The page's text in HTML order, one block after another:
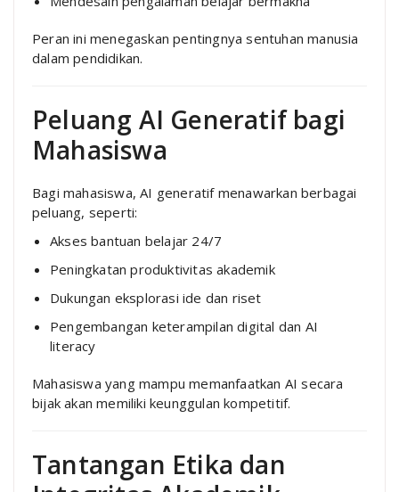
Peran ini menegaskan pentingnya sentuhan manusia
dalam pendidikan.
Peluang AI Generatif bagi
Mahasiswa
Bagi mahasiswa, AI generatif menawarkan berbagai
peluang, seperti:
Akses bantuan belajar 24/7
Peningkatan produktivitas akademik
Dukungan eksplorasi ide dan riset
Pengembangan keterampilan digital dan AI
literacy
Mahasiswa yang mampu memanfaatkan AI secara
bijak akan memiliki keunggulan kompetitif.
Tantangan Etika dan